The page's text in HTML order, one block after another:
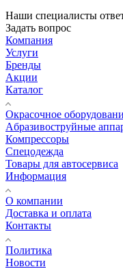
Наши специалисты
Задать вопрос
Компания
Услуги
Бренды
Акции
Каталог
Окрасочное
Aбразивоструйные
Компрессоры
Спецодежда
Товары для автосервиса
Информация
О компании
Доставка и оплата
Контакты
Политика
Новости